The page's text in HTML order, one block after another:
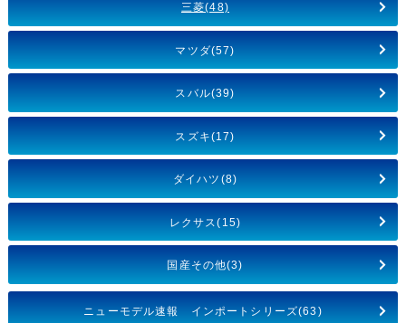
三菱(48)
マツダ(57)
スバル(39)
スズキ(17)
ダイハツ(8)
レクサス(15)
国産その他(3)
ニューモデル速報 インポートシリーズ(63)